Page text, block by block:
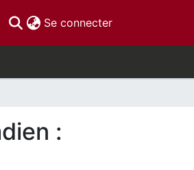
Se connecter(current)
: